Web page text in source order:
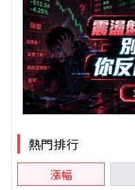
熱門排行
漲幅